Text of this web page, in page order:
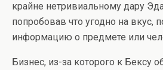
крайне нетривиальному дару
попробовав что угодно на вкус,
информацию о предмете или
Бизнес, из-за которого к Бексу